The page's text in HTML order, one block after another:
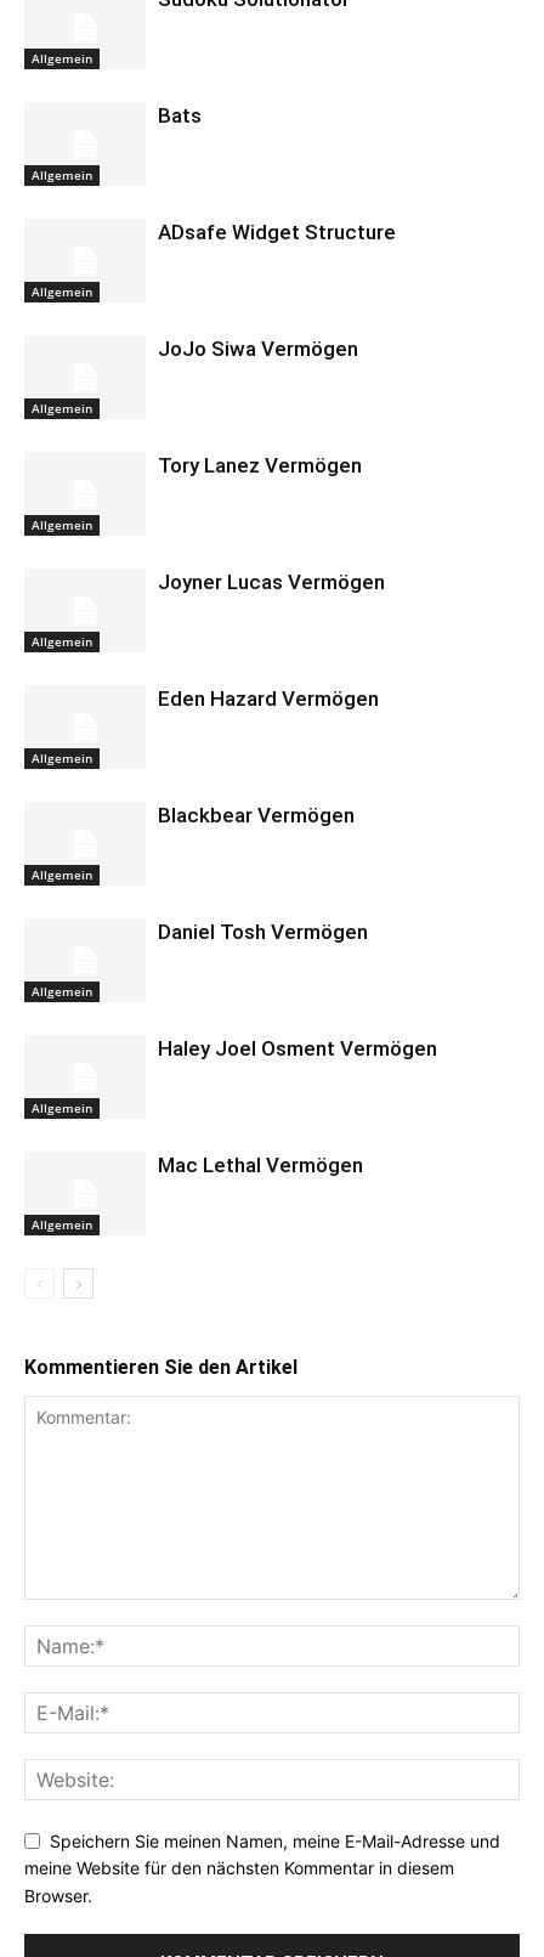
Allgemein
Allgemein
Bats
Allgemein
ADsafe Widget Structure
Allgemein
JoJo Siwa Vermögen
Allgemein
Tory Lanez Vermögen
Allgemein
Joyner Lucas Vermögen
Allgemein
Eden Hazard Vermögen
Allgemein
Blackbear Vermögen
Allgemein
Daniel Tosh Vermögen
Allgemein
Haley Joel Osment Vermögen
Allgemein
Mac Lethal Vermögen
Kommentieren Sie den Artikel
Speichern Sie meinen Namen, meine E-Mail-Adresse und
meine Website für den nächsten Kommentar in diesem
Browser.